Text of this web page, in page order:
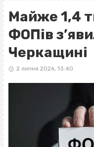
Майже 1,4
ФОПів
Черкащині
2 липня 2026, 13:40